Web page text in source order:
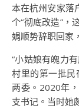
本在杭州安家落
个“彻底改造”，
娟顺势辞职回家
“小姑娘有魄力
村里的第一批
两委。2020年
支书记。当时她